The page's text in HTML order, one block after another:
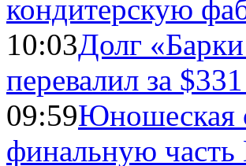
кондитерскую
10:03Долг
перевалил за
09:59Юношеская
финальную